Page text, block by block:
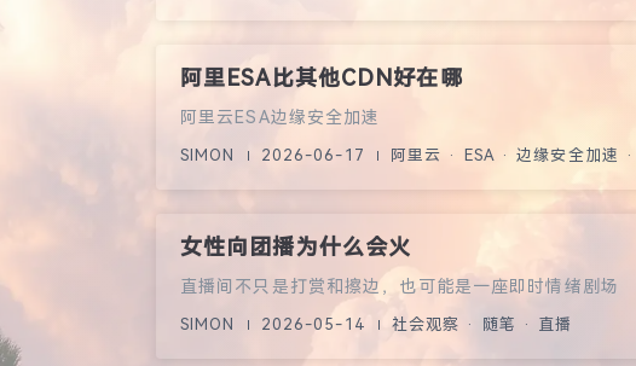
阿里ESA比其他CDN好在哪
阿里云ESA边缘安全加速
SIMON 2026-06-17 阿里云 · ESA · 边缘安全加速
女性向团播为什么会火
直播间不只是打赏和擦边，也可能是一座即时情绪剧场
SIMON 2026-05-14 社会观察 · 随笔 · 直播